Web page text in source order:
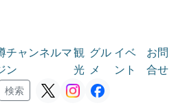
チャンネルマ
ン
観
光
グル
メ
イベ
ント
お問
合せ
検索